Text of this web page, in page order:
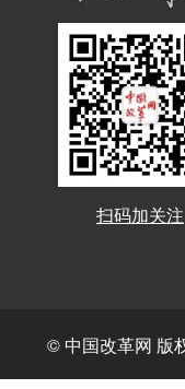
扫码加关注
© 中国改革网 版